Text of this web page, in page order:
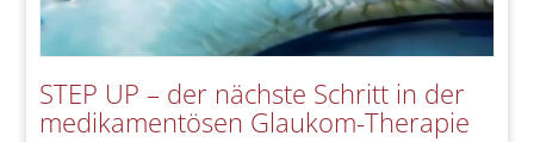
STEP UP – der nächste Schritt in der
medikamentösen Glaukom-Therapie